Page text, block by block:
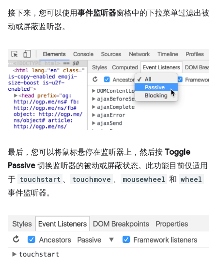
接下来，您可以使用事件监听器窗格中的下拉菜单过滤出被
动或屏蔽监听器。
最后，您可以将鼠标悬停在监听器上，然后按 Toggle
Passive 切换监听器的被动或屏蔽状态。此功能目前仅适用
于 touchstart 、 touchmove 、 mousewheel 和 wheel
事件监听器。